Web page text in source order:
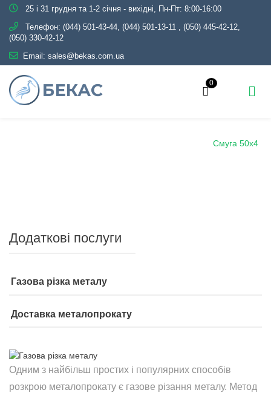
25 і 31 грудня та 1-2 січня - вихідні, Пн-Пт: 8:00-16:00
Телефон: (044) 501-43-44, (044) 501-13-11 , (050) 445-42-12,
(050) 330-42-12
Email: sales@bekas.com.ua
0
Смуга 50х4
Додаткові послуги
Газова різка металу
Доставка металопрокату
Одним з найбільш простих і популярних способів
розкрою металопрокату є газове різання металу. Метод